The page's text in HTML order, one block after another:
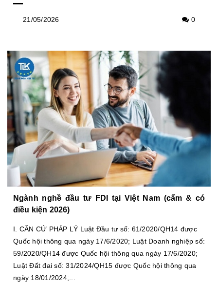
21/05/2026 0
Ngành nghề đầu tư FDI tại Việt Nam (cấm & có
điều kiện 2026)
I. CĂN CỨ PHÁP LÝ Luật Đầu tư số: 61/2020/QH14 được
Quốc hội thông qua ngày 17/6/2020; Luật Doanh nghiệp số:
59/2020/QH14 được Quốc hội thông qua ngày 17/6/2020;
Luật Đất đai số: 31/2024/QH15 được Quốc hội thông qua
ngày 18/01/2024;...